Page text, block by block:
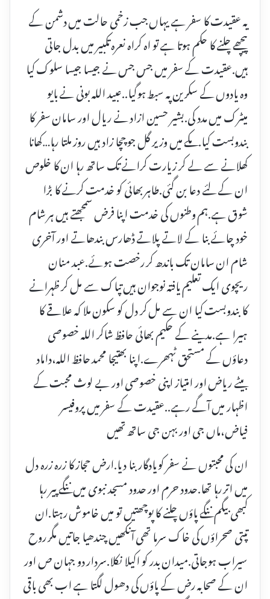
یہ عقیدت کا سفر ہے یہاں جب زخمی حالت میں دشمن کے
پیچھے چلنے کا حکم ہوتا ہے تو اہ کراہ نعرہ تکبیر میں بدل جاتی
ہیں.عقیدت کے سفر میں جس جس نے جیسا جیسا سلوک کیا
وہ یادوں کے سکرین پہ سبط ہوگیا..عبید اللہ بونی نے بایو
میٹرک میں مدد کی.بشیر حسین ازاد نے ریال اور سامان سفر کا
بندوبست کیا.مکے میں وزیر گل جو چچا زاد ہیں روز ملتا رہا…کھانا
کھلانے سے لے کر زیارت کرانے تک ساتھ رہا ان کا خلوص
ان کے لئے دعا بن گئی.طاہر بھائی کو خدمت کرنے کا بڑا
شوق ہے.ہم وطنوں کی خدمت اپنا فرض سمجھتے ہیں ہر شام
خود چائے بنا کے لاتے پلاتے ڈھارس بندھاتے اور آخری
شام ان سامان تک باندھ کر رخصت ہوئے.عبد منان
ریچوی ایک تعلیم یافتہ نوجوان ہیں تپاک سے مل کر ظہرانے
کا بندوبست کیا ان سے مل کر دل کو سکون ملا کہ علاقے کا
ہیرا ہے.مدینے کے حکیم بھائی حافظ شاکر اللہ خصوصی
دعاؤں کے مستحق ٹہھرے.اپنا بھتیجا محمد حافظ اللہ،داماد
بیٹے ریاض اور امتیاز اپنی خصوصی اور بے لوث محبت کے
اظہار میں آگے رہے..عقیدت کے سفر میں پروفیسر
فیاض،ماں جی اور بہن جی ساتھ تھیں
ان کی محبتوں نے سفر کو یادگار بنا دیا.ارض حجاز کا زرہ زرہ دل
میں اتر رہا تھا.حدود حرم اور حدود مسجد نبوی میں ننگے پیر رہا
کبھی بیگم ننگے پاؤں چلنے کا پوچھتیں تو میں خاموش رہتا.ان
تپتی صحراؤں کی خاک سرما تھی آنکھیں چندھیا جاتیں مگر روح
سیراب ہوجاتی.میدان بدر کو اکیلا نکلا.سردار دو جہان ص اور
ان کے صحابہ رض کے پاؤں کی دھول لگتا ہے اب بھی باقی